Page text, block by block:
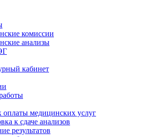
комиссии
анализы
кабинет
оплаты медицинских услуг
к сдаче анализов
результатов